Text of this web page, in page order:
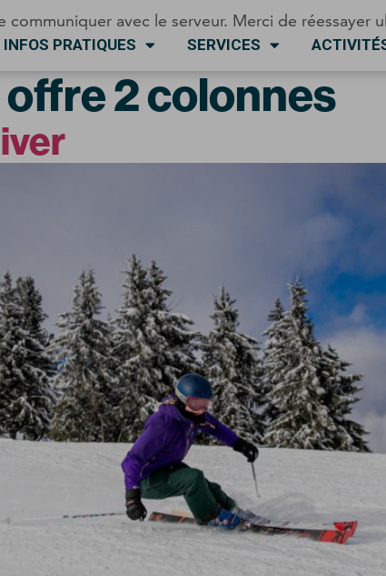
avec le serveur. Merci de réessayer
INFOS PRATIQUES SERVICES
offre 2 colonnes